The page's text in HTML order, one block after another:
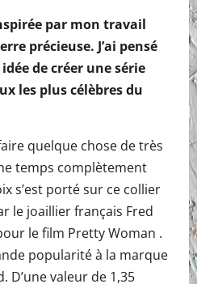
par mon travail
précieuse. J’ai pensé
de créer une série
les plus célèbres du
quelque chose de très
temps complètement
s’est porté sur ce collier
le joaillier français Fred
le film Pretty Woman .
popularité à la marque
D’une valeur de 1,35